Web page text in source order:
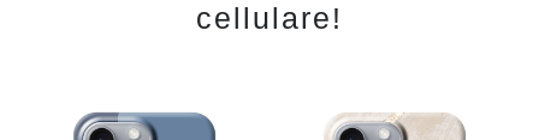
cellulare!